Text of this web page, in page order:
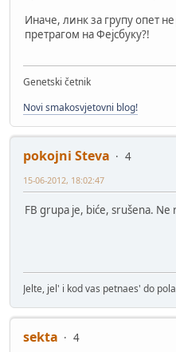
Иначе, линк за групу опет
претрагом на Фејсбуку?!
Genetski četnik
Novi smakosvjetovni blog!
pokojni Steva
4
15-06-2012, 18:02:47
FB grupa je, biće, srušena. Ne
Jelte, jel' i kod vas petnaes' do
sekta
4